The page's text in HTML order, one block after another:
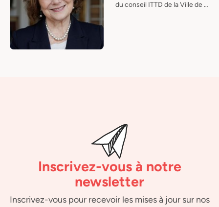
du conseil ITTD de la Ville de …
Inscrivez-vous à notre
newsletter
Inscrivez-vous pour recevoir les mises à jour sur nos